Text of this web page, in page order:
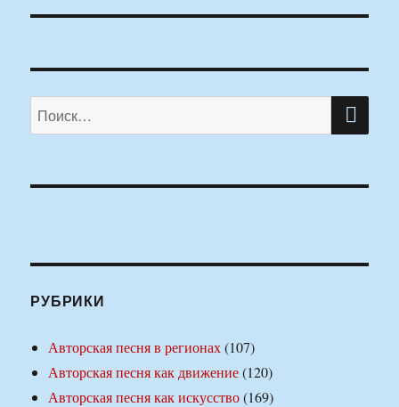
Искать:
РУБРИКИ
Авторская песня в регионах(107)
Авторская песня как движение(120)
Авторская песня как искусство(169)